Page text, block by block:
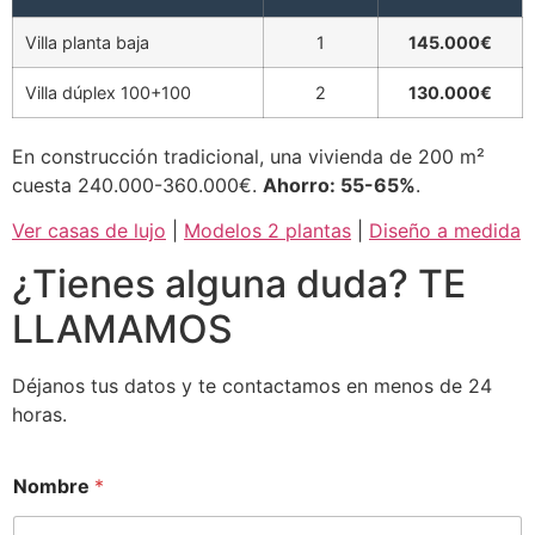
Villa planta baja 1 145.000€
Villa dúplex 100+100 2 130.000€
En construcción tradicional, una vivienda de 200 m²
cuesta 240.000-360.000€. Ahorro: 55-65%.
Ver casas de lujo
Modelos 2 plantas Diseño a medida
¿Tienes alguna duda? TE
LLAMAMOS
Déjanos tus datos y te contactamos en menos de 24
horas.
Nombre *